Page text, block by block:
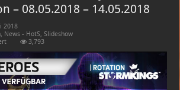
– 08.05.2018 – 14.05.2018
2018
, News - HotS,Slideshow
für
of
the
Storm
Free-
to-
3,793